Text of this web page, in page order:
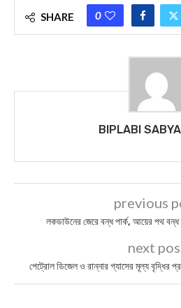
SHARE 0
BIPLABI
previous
লকডাউনের জেরে বন্ধ পার্ক, আয়ের পথ
next
পেট্রোল ডিজেল ও রান্নার গ্যাসের মূল্য বৃদ্ধির